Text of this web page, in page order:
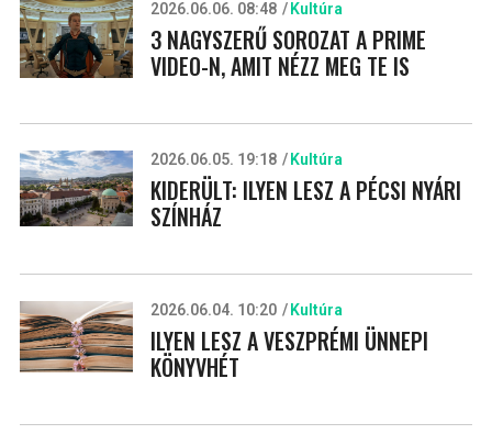
2026.06.06. 08:48 Kultúra
3 NAGYSZERŰ SOROZAT A PRIME
VIDEO-N, AMIT NÉZZ MEG TE IS
2026.06.05. 19:18 Kultúra
KIDERÜLT: ILYEN LESZ A PÉCSI NYÁRI
SZÍNHÁZ
2026.06.04. 10:20 Kultúra
ILYEN LESZ A VESZPRÉMI ÜNNEPI
KÖNYVHÉT